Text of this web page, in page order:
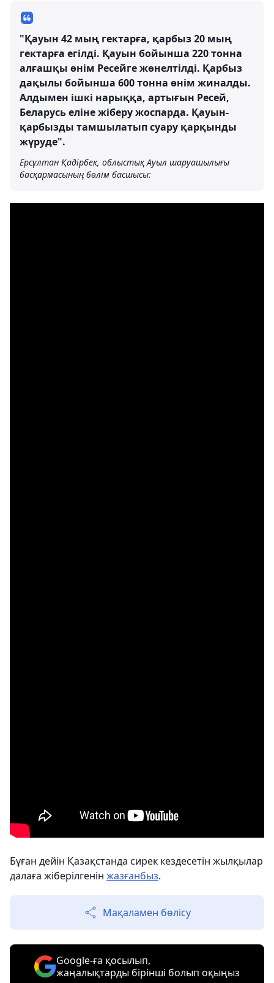
"Қауын 42 мың гектарға, қарбыз 20 мың
гектарға егілді. Қауын бойынша 220 тонна
алғашқы өнім Ресейге жөнелтілді. Қарбыз
дақылы бойынша 600 тонна өнім жиналды.
Алдымен ішкі нарыққа, артығын Ресей,
Беларусь еліне жіберу жоспарда. Қауын-
қарбызды тамшылатып суару қарқынды
жүруде".
Ерсұлтан Қадірбек, облыстық Ауыл шаруашылығы
басқармасының бөлім басшысы:
Бұған дейін Қазақстанда сирек кездесетін жылқылар
далаға жіберілгенін жазғанбыз.
Мақаламен бөлісу
Google-ға қосылып,
жаңалықтарды бірінші болып оқыңыз